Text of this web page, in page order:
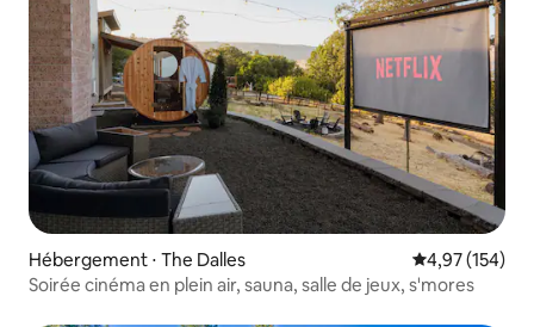
Hébergement ⋅ The Dalles Évaluation
4,97 (154)
Soirée cinéma en plein air, sauna, salle de jeux, s'mores